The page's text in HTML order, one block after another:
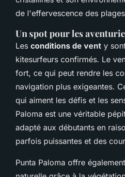
de l'effervescence des
Un spot pour les
Les conditions de vent y
kitesurfeurs confirmés. Le
fort, ce qui peut rendre les
navigation plus exigeantes.
qui aiment les défis et les
Paloma est une véritable
adapté aux débutants en
parfois puissantes et des
Punta Paloma offre